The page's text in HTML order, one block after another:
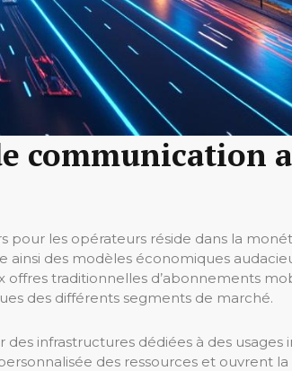
communication
pour les opérateurs réside dans la
ainsi des modèles économiques
traditionnelles d’abonnements
des différents segments de marché.
infrastructures dédiées à des usages
des ressources et ouvrent